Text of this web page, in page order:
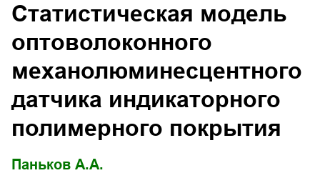
Статистическая модель
оптоволоконного
механолюминесцентного
датчика индикаторного
полимерного покрытия
Паньков А.А.